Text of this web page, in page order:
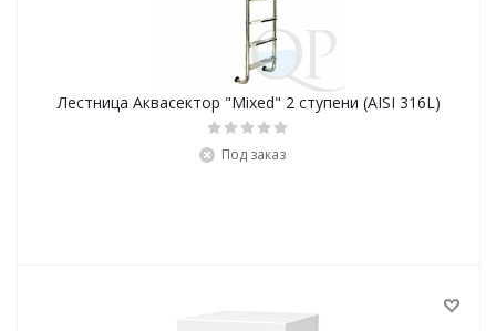
Лестница Аквасектор "Mixed" 2 ступени (AISI 316L)
Под заказ